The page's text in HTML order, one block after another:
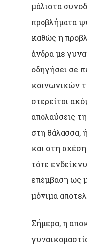
μάλιστα
προβλήματα
καθώς η
άνδρα με
οδηγήσει σε
κοινωνικών
στερείται
απολαύσεις
στη θάλασσα,
και στη
τότε
επέμβαση ως
μόνιμα
Σήμερα, η